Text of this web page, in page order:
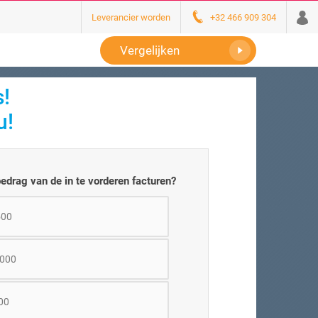
Leverancier worden +32 466 909 304
Vergelijken
van de in te vorderen facturen?